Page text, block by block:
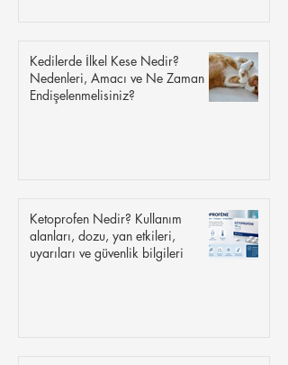
Kedilerde İlkel Kese Nedir?
Nedenleri, Amacı ve Ne Zaman
Endişelenmelisiniz?
Ketoprofen Nedir? Kullanım
alanları, dozu, yan etkileri,
uyarıları ve güvenlik bilgileri